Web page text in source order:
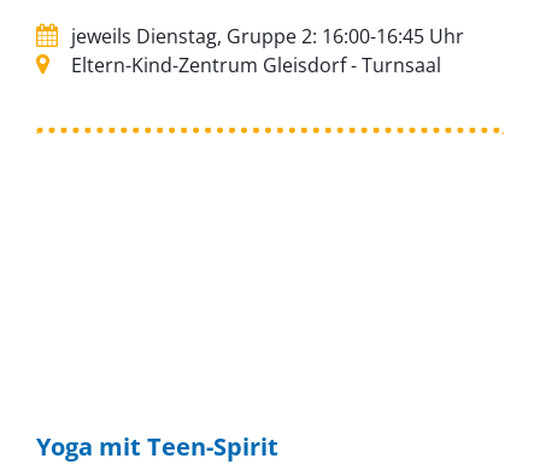
jeweils Dienstag, Gruppe 2: 16:00-16:45 Uhr
Eltern-Kind-Zentrum Gleisdorf - Turnsaal
Yoga mit Teen-Spirit